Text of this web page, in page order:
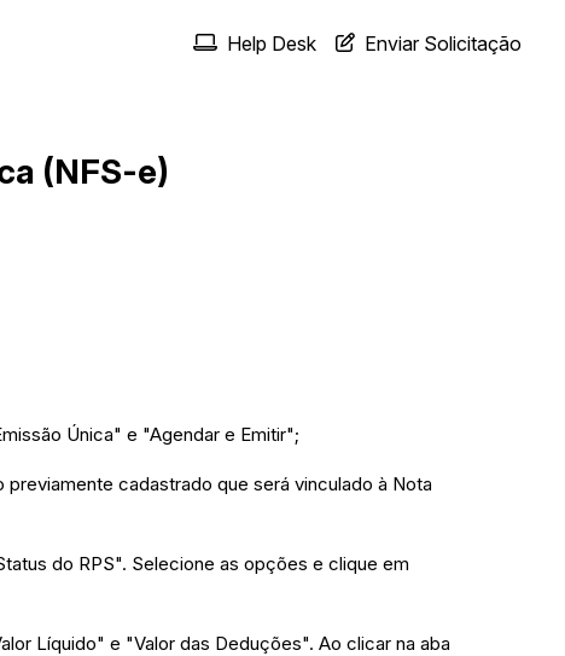
Help Desk Enviar Solicitação
(NFS-e)
Única" e "Agendar e Emitir";
cadastrado que será vinculado à Nota
do RPS". Selecione as opções e clique em
Líquido" e "Valor das Deduções". Ao clicar na aba